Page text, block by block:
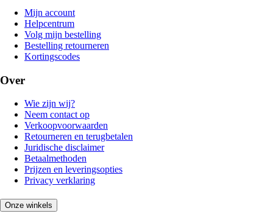
Mijn account
Helpcentrum
Volg mijn bestelling
Bestelling retourneren
Kortingscodes
Over
Wie zijn wij?
Neem contact op
Verkoopvoorwaarden
Retourneren en terugbetalen
Juridische disclaimer
Betaalmethoden
Prijzen en leveringsopties
Privacy verklaring
Onze winkels